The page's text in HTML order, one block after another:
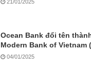
21/01/2025
Ocean Bank đổi tên
Modern Bank of Vietnam
04/01/2025